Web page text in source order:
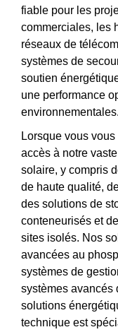
fiable pour les
commerciales, les
réseaux de
systèmes de
soutien
une performance
environnementales.
Lorsque vous
accès à notre
solaire, y compris
de haute qualité,
des solutions de
conteneurisés et
sites isolés. Nos
avancées au
systèmes de
systèmes avancés
solutions
technique est